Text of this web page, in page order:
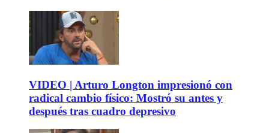
VIDEO | Arturo Longton impresionó con
radical cambio físico: Mostró su antes y
después tras cuadro depresivo